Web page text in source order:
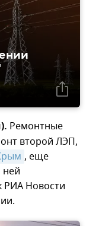
Ремонтные
второй ЛЭП,
, еще
ней
РИА Новости